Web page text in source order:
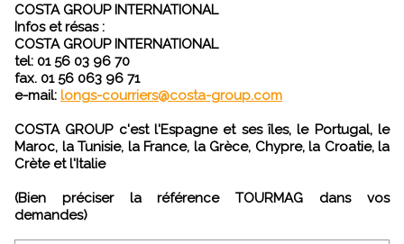
COSTA GROUP INTERNATIONAL
Infos et résas :
COSTA GROUP INTERNATIONAL
tel: 01 56 03 96 70
fax. 01 56 063 96 71
e-mail: longs-courriers@costa-group.com
COSTA GROUP c'est l'Espagne et ses îles, le Portugal, le
Maroc, la Tunisie, la France, la Grèce, Chypre, la Croatie, la
Crète et l'Italie
(Bien préciser la référence TOURMAG dans vos
demandes)